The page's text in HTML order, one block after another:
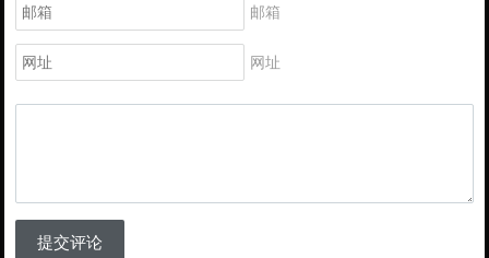
邮箱
网址
提交评论